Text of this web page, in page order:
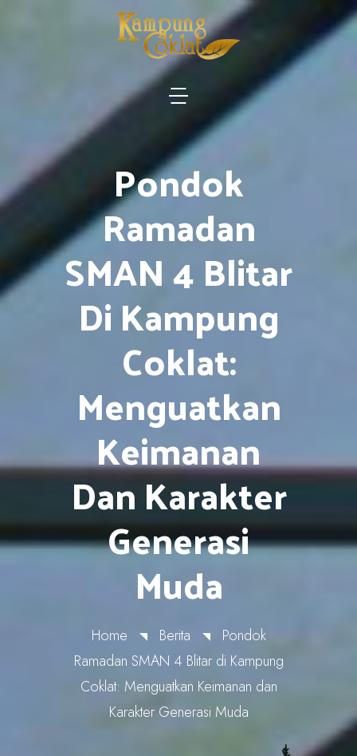
Pondok
Ramadan
SMAN 4 Blitar
Di Kampung
Coklat:
Menguatkan
Keimanan
Dan Karakter
Generasi
Muda
Home Berita
Pondok
Ramadan SMAN 4 Blitar di Kampung
Coklat: Menguatkan Keimanan dan
Karakter Generasi Muda